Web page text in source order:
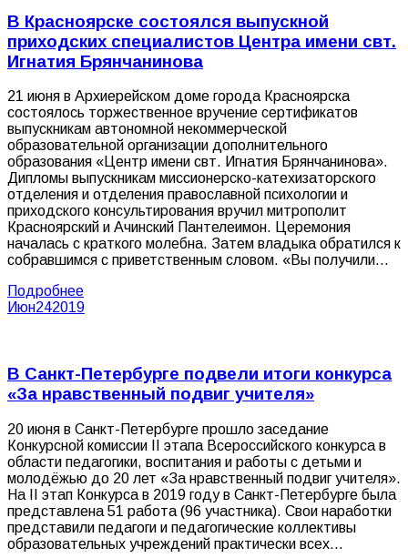
В Красноярске состоялся выпускной
приходских специалистов Центра имени свт.
Игнатия Брянчанинова
21 июня в Архиерейском доме города Красноярска
состоялось торжественное вручение сертификатов
выпускникам автономной некоммерческой
образовательной организации дополнительного
образования «Центр имени свт. Игнатия Брянчанинова».
Дипломы выпускникам миссионерско-катехизаторского
отделения и отделения православной психологии и
приходского консультирования вручил митрополит
Красноярский и Ачинский Пантелеимон. Церемония
началась с краткого молебна. Затем владыка обратился к
собравшимся с приветственным словом. «Вы получили…
Подробнее
Июн242019
В Санкт-Петербурге подвели итоги конкурса
«За нравственный подвиг учителя»
20 июня в Санкт-Петербурге прошло заседание
Конкурсной комиссии II этапа Всероссийского конкурса в
области педагогики, воспитания и работы с детьми и
молодёжью до 20 лет «За нравственный подвиг учителя».
На II этап Конкурса в 2019 году в Санкт-Петербурге была
представлена 51 работа (96 участника). Свои наработки
представили педагоги и педагогические коллективы
образовательных учреждений практически всех…